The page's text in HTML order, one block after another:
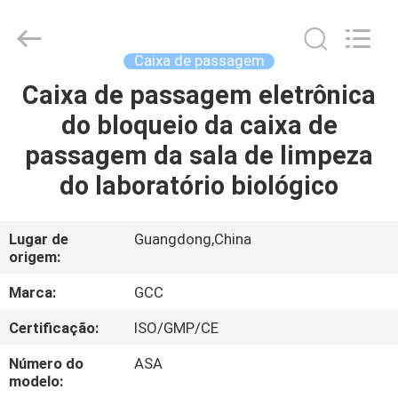
INÍCIO
PRODUTOS
SOBRE
NÓS
VISITA
À
Construction
Reserved.
Caixa de passagem
Caixa de passagem eletrônica
do bloqueio da caixa de
passagem da sala de limpeza
do laboratório biológico
Lugar de
origem:
Guangdong,China
Marca:
GCC
Certificação:
ISO/GMP/CE
Número do
modelo:
ASA